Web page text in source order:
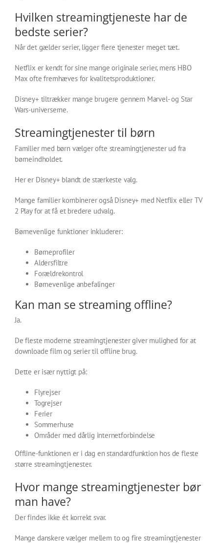
Hvilken streamingtjeneste har de
bedste serier?
Når det gælder serier, ligger flere tjenester meget tæt.
Netflix er kendt for sine mange originale serier, mens HBO
Max ofte fremhæves for kvalitetsproduktioner.
Disney+ tiltrækker mange brugere gennem Marvel- og Star
Wars-universerne.
Streamingtjenester til børn
Familier med børn vælger ofte streamingtjenester ud fra
børneindholdet.
Her er Disney+ blandt de stærkeste valg.
Mange familier kombinerer også Disney+ med Netflix eller TV
2 Play for at få et bredere udvalg.
Børnevenlige funktioner inkluderer:
Børneprofiler
Aldersfiltre
Forældrekontrol
Børnevenlige anbefalinger
Kan man se streaming offline?
Ja.
De fleste moderne streamingtjenester giver mulighed for at
downloade film og serier til offline brug.
Dette er især nyttigt på:
Flyrejser
Togrejser
Ferier
Sommerhuse
Områder med dårlig internetforbindelse
Offline-funktionen er i dag en standardfunktion hos de fleste
større streamingtjenester.
Hvor mange streamingtjenester bør
man have?
Der findes ikke ét korrekt svar.
Mange danskere vælger mellem to og fire streamingtjenester